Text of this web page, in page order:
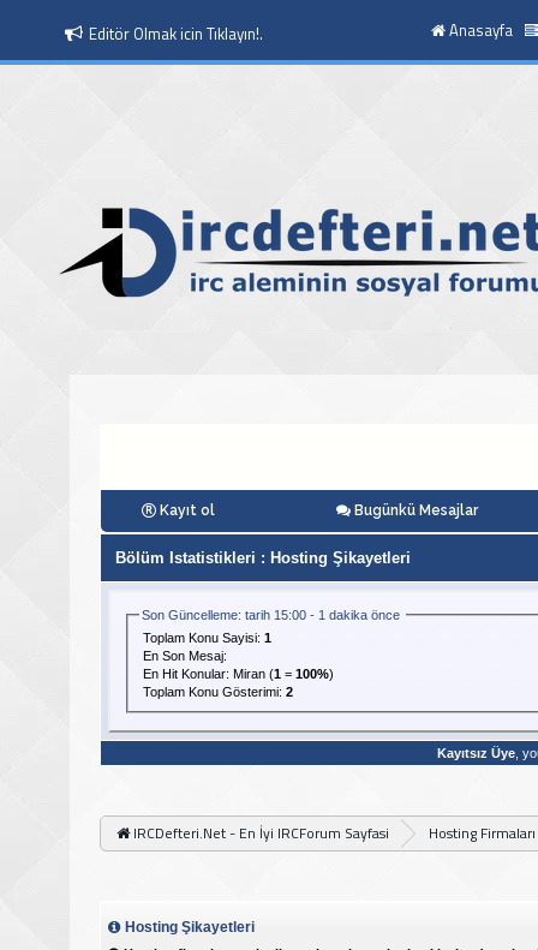
Editör Olmak icin Tıklayın!. Anasayfa
Kayıt ol Bugünkü Mesajlar
Bölüm Istatistikleri : Hosting Şikayetleri
Son Güncelleme: tarih 15:00 - 1 dakika önce
Toplam Konu Sayisi: 1
En Son Mesaj:
En Hit Konular: Miran (1 = 100%)
Toplam Konu Gösterimi: 2
Kayıtsız Üye,
IRCDefteri.Net - En İyi IRCForum Sayfasi Hosting Firmaları
Hosting Şikayetleri